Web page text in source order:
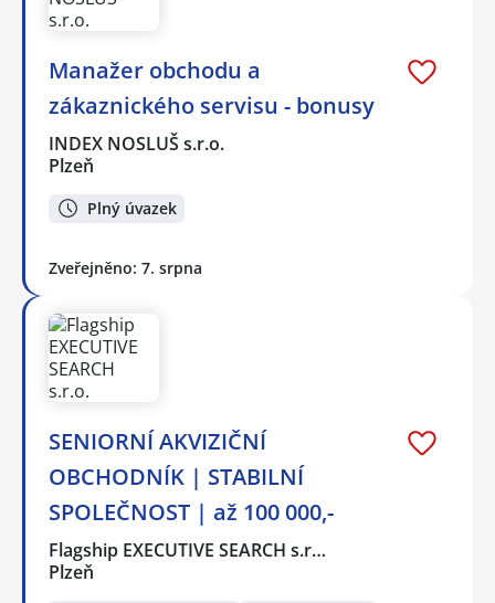
Manažer obchodu a
zákaznického servisu - bonusy
INDEX NOSLUŠ s.r.o.
Plzeň
Plný úvazek
Zveřejněno: 7. srpna
SENIORNÍ AKVIZIČNÍ
OBCHODNÍK | STABILNÍ
SPOLEČNOST | až 100 000,-
Flagship EXECUTIVE SEARCH s.r…
Plzeň